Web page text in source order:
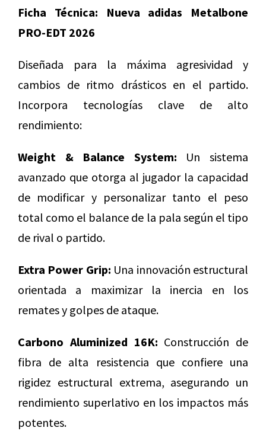
Ficha Técnica: Nueva adidas Metalbone
PRO-EDT 2026
Diseñada para la máxima agresividad y
cambios de ritmo drásticos en el partido.
Incorpora tecnologías clave de alto
rendimiento:
Weight & Balance System: Un sistema
avanzado que otorga al jugador la capacidad
de modificar y personalizar tanto el peso
total como el balance de la pala según el tipo
de rival o partido.
Extra Power Grip: Una innovación estructural
orientada a maximizar la inercia en los
remates y golpes de ataque.
Carbono Aluminized 16K: Construcción de
fibra de alta resistencia que confiere una
rigidez estructural extrema, asegurando un
rendimiento superlativo en los impactos más
potentes.